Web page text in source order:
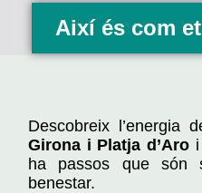
Així és com
Descobreix l’energia
Girona i Platja d’Aro
ha passos que són
benestar.